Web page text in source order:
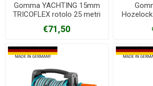
Gomma YACHTING 15mm
TRICOFLEX rotolo 25 metri
€71,50